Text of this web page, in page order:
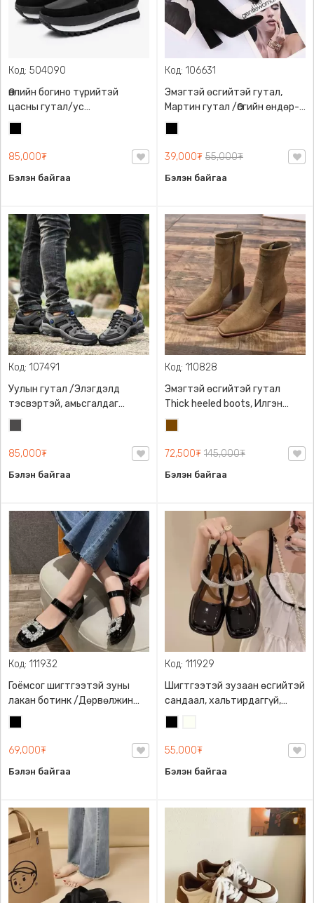
Код: 504090
Өвлийн богино түрийтэй
цасны гутал/ус
нэвтэрдэггүй материалтай,
гулсаж хальтарддаггүй
зузаан ултай, unisex Эмэгтэй
өмсөхөд тохирсон
85,000₮
Бэлэн байгаа
Код: 106631
Эмэгтэй өсгийтэй гутал,
Мартин гутал /Өсгийн өндөр-
8см/ Martin boots British style
39,000₮ 55,000₮
Бэлэн байгаа
Код: 107491
Уулын гутал /Элэгдэлд
тэсвэртэй, амьсгалдаг
материалтай/ Хослуулан
өмсөх боломжтой
85,000₮
Бэлэн байгаа
Код: 110828
Эмэгтэй өсгийтэй гутал
Thick heeled boots, Илгэн
материалтай, Дөрвөлжин
хоншоортой, богино
түрийтэй
72,500₮ 145,000₮
Бэлэн байгаа
Код: 111932
Гоёмсог шигтгээтэй зуны
лакан ботинк /Дөрвөлжин
өсгийтэй- 4см/, Наалддаг
оломтой
69,000₮
Бэлэн байгаа
Код: 111929
Шигтгээтэй зузаан өсгийтэй
сандаал, хальтирдаггүй,
элэгдэлд тэсвэртэй ултай,
өсгийний өндөр: 5.5см
55,000₮
Бэлэн байгаа